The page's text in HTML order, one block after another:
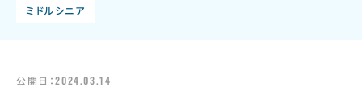
ミドルシニア
公開日：2024.03.14